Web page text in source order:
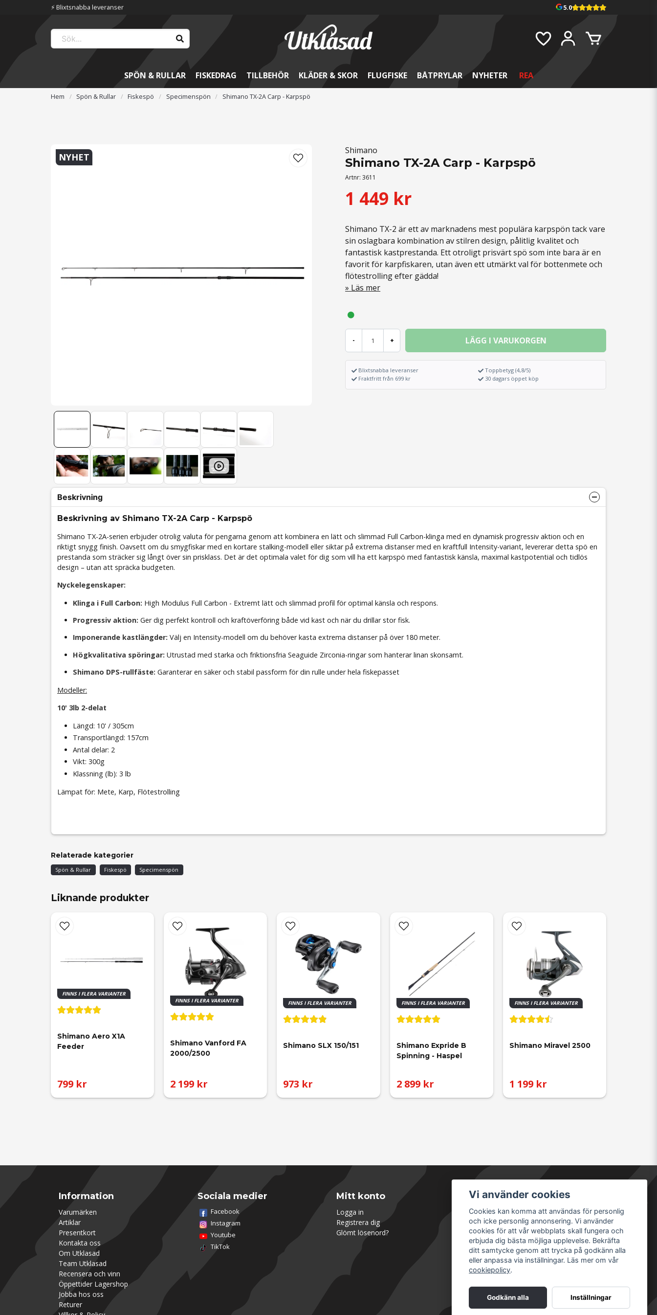
⚡️ Blixtsnabba leveranser 5.0
SPÖN & RULLAR FISKEDRAG TILLBEHÖR KLÄDER & SKOR FLUGFISKE BÅTPRYLAR NYHETER REA
Hem Spön & Rullar Fiskespö Specimenspön Shimano TX-2A Carp - Karpspö
NYHET
Shimano
Shimano TX-2A Carp - Karpspö
Artnr:3611
1 449 kr
Shimano TX-2 är ett av marknadens mest populära karpspön tack vare
sin oslagbara kombination av stilren design, pålitlig kvalitet och
fantastisk kastprestanda. Ett otroligt prisvärt spö som inte bara är en
favorit för karpfiskaren, utan även ett utmärkt val för bottenmete och
flötestrolling efter gädda!
Läs mer
- + LÄGG I VARUKORGEN
Blixtsnabba leveranser
Fraktfritt från 699 kr
Toppbetyg (4,8/5)
30 dagars öppet köp
Beskrivning
Beskrivning av Shimano TX-2A Carp - Karpspö
Shimano TX-2A-serien erbjuder otrolig valuta för pengarna genom att kombinera en lätt och slimmad Full Carbon-klinga med en dynamisk progressiv aktion och en
riktigt snygg finish. Oavsett om du smygfiskar med en kortare stalking-modell eller siktar på extrema distanser med en kraftfull Intensity-variant, levererar detta spö en
prestanda som sträcker sig långt över sin prisklass. Det är det optimala valet för dig som vill ha ett karpspö med fantastisk känsla, maximal kastpotential och tidlös
design – utan att spräcka budgeten.
Nyckelegenskaper:
Klinga i Full Carbon: High Modulus Full Carbon - Extremt lätt och slimmad profil för optimal känsla och respons.
Progressiv aktion: Ger dig perfekt kontroll och kraftöverföring både vid kast och när du drillar stor fisk.
Imponerande kastlängder: Välj en Intensity-modell om du behöver kasta extrema distanser på över 180 meter.
Högkvalitativa spöringar: Utrustad med starka och friktionsfria Seaguide Zirconia-ringar som hanterar linan skonsamt.
Shimano DPS-rullfäste: Garanterar en säker och stabil passform för din rulle under hela fiskepasset
Modeller:
10' 3lb 2-delat
Längd: 10' / 305cm
Transportlängd: 157cm
Antal delar: 2
Vikt: 300g
Klassning (lb): 3 lb
Lämpat för: Mete, Karp, Flötestrolling
Relaterade kategorier
Spön & Rullar Fiskespö Specimenspön
Liknande produkter
FINNS I FLERA VARIANTER
Shimano Aero X1A
Feeder
799 kr
FINNS I FLERA VARIANTER
Shimano Vanford FA
2000/2500
2 199 kr
FINNS I FLERA VARIANTER
Shimano SLX 150/151
973 kr
FINNS I FLERA VARIANTER
Shimano Expride B
Spinning - Haspel
2 899 kr
FINNS I FLERA VARIANTER
Shimano Miravel 2500
1 199 kr
Information
Varumärken
Artiklar
Presentkort
Kontakta oss
Om Utklasad
Team Utklasad
Recensera och vinn
Öppettider Lagershop
Jobba hos oss
Returer
Sociala medier
Facebook
Instagram
Youtube
TikTok
Mitt konto
Logga in
Registrera dig
Glömt lösenord?
Säkra betalningar
Vi använder cookies
Cookies kan komma att användas för personlig
och icke personlig annonsering. Vi använder
cookies för att vår webbplats skall fungera och
erbjuda dig bästa möjliga upplevelse. Bekräfta
ditt samtycke genom att trycka på godkänn alla
eller anpassa via inställningar. Läs mer om vår
cookiepolicy.
Godkänn alla Inställningar